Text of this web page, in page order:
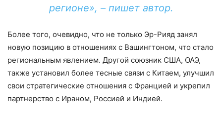
регионе», – пишет автор.
Более того, очевидно, что не только Эр-Рияд занял
новую позицию в отношениях с Вашингтоном, что стало
региональным явлением. Другой союзник США, ОАЭ,
также установил более тесные связи с Китаем, улучшил
свои стратегические отношения с Францией и укрепил
партнерство с Ираном, Россией и Индией.